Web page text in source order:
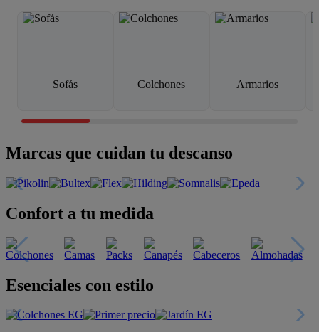
Sofás Colchones Armarios
Marcas que cuidan tu descanso
Confort a tu medida
Esenciales con estilo